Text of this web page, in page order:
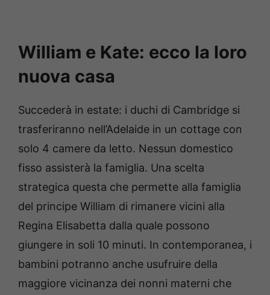
William e Kate: ecco la loro
nuova casa
Succederà in estate: i duchi di Cambridge si
trasferiranno nell’Adelaide in un cottage con
solo 4 camere da letto. Nessun domestico
fisso assisterà la famiglia. Una scelta
strategica questa che permette alla famiglia
del principe William di rimanere vicini alla
Regina Elisabetta dalla quale possono
giungere in soli 10 minuti. In contemporanea, i
bambini potranno anche usufruire della
maggiore vicinanza dei nonni materni che